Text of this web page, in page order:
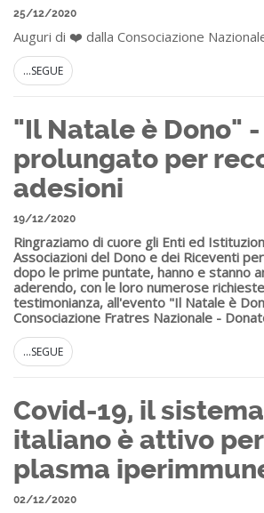
25/12/2020
Auguri di ❤️ dalla Consociazione
...SEGUE
"Il Natale è Dono"
prolungato per
adesioni
19/12/2020
Ringraziamo di cuore gli Enti ed
Associazioni del Dono e dei Riceventi
dopo le prime puntate, hanno e stanno
aderendo, con le loro numerose
testimonianza, all'evento "Il Natale è
Consociazione Fratres Nazionale -
...SEGUE
Covid-19, il
italiano è attivo
plasma
02/12/2020